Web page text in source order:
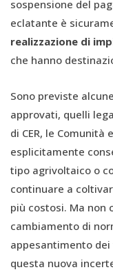
sospensione del
eclatante è
realizzazione di
che hanno
Sono previste alcune
approvati, quelli
di CER, le
esplicitamente
tipo agrivoltaico o
continuare a
più costosi. Ma non
cambiamento di
appesantimento
questa nuova